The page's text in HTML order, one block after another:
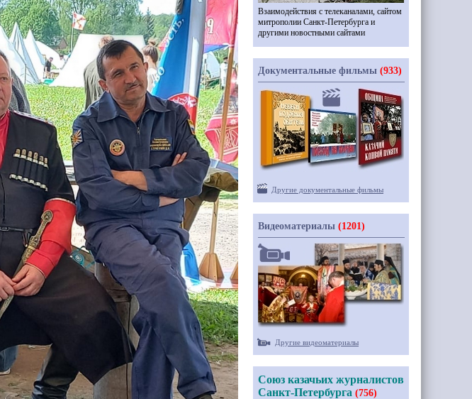
Взаимодействия с телеканалами, сайтом
митрополии Санкт-Петербурга и
другими новостными сайтами
Документальные фильмы (933)
Другие документальные фильмы
Видеоматериалы (1201)
Другие видеоматериалы
Союз казачьих журналистов
Санкт-Петербурга (756)